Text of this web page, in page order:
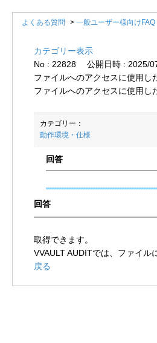
よくある質問 > 一般ユーザー様向けFAQ
カテゴリー表示
No : 22828
公開日時 : 2025/
ファイルへのアクセスに使用し
ファイルへのアクセスに使用し
カテゴリー：
動作環境・仕様
取得できます。
VVAULT AUDITでは、ファイ
戻る